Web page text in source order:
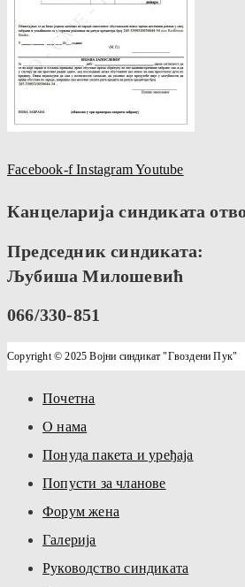
Facebook-f InstagramYoutube
Канцеларија синдиката
Председник синдиката:
Љубиша Милошевић
066/330-851
Copyright © 2025 Војни синдикат "Гвоздени Пук"
Почетна
О нама
Понуда пакета и уређаја
Попусти за чланове
Форум жена
Галерија
Руководство синдиката